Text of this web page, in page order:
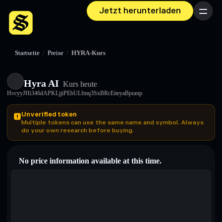
Jetzt herunterladen Menü
Startseite / Preise / HYRA-Kurs
Hyra AI Kurs heute
HvcyyJHi346dAPKLjjiPEbULfmq3SxBRcEiteyaBpump
Unverified token
Multiple tokens can use the same name and symbol. Always
do your own research before buying.
No price information available at this time.